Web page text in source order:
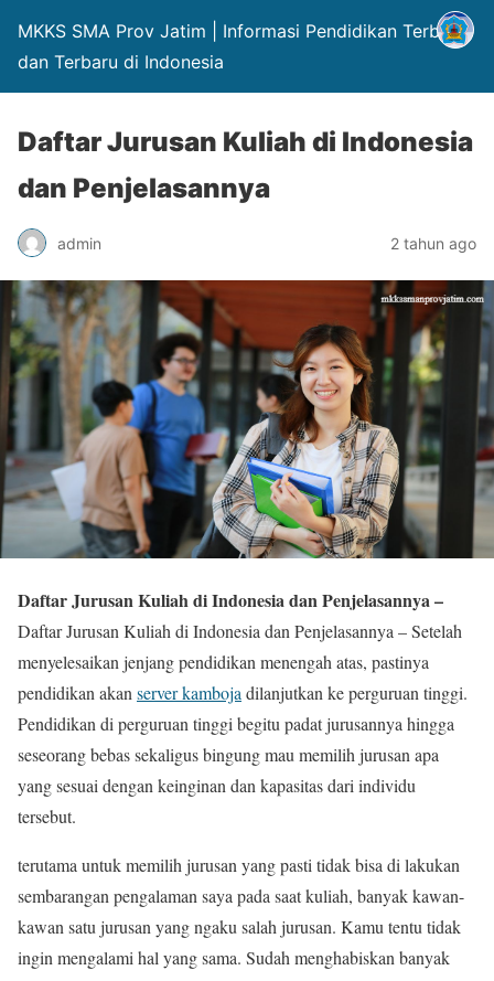
MKKS SMA Prov Jatim | Informasi Pendidikan Terbaik
dan Terbaru di Indonesia
Daftar Jurusan Kuliah di Indonesia
dan Penjelasannya
admin 2 tahun ago
Daftar Jurusan Kuliah di Indonesia dan Penjelasannya –
Daftar Jurusan Kuliah di Indonesia dan Penjelasannya – Setelah
menyelesaikan jenjang pendidikan menengah atas, pastinya
pendidikan akan server kamboja dilanjutkan ke perguruan tinggi.
Pendidikan di perguruan tinggi begitu padat jurusannya hingga
seseorang bebas sekaligus bingung mau memilih jurusan apa
yang sesuai dengan keinginan dan kapasitas dari individu
tersebut.
terutama untuk memilih jurusan yang pasti tidak bisa di lakukan
sembarangan pengalaman saya pada saat kuliah, banyak kawan-
kawan satu jurusan yang ngaku salah jurusan. Kamu tentu tidak
ingin mengalami hal yang sama. Sudah menghabiskan banyak